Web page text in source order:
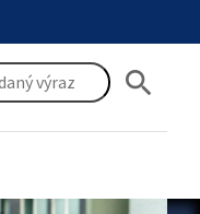
search